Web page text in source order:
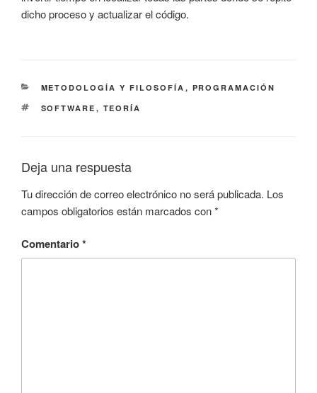
dicho proceso y actualizar el código.
CATEGORÍAS
METODOLOGÍA Y FILOSOFÍA , PROGRAMACIÓN
ETIQUETAS
SOFTWARE , TEORÍA
Deja una respuesta
Tu dirección de correo electrónico no será publicada. Los
campos obligatorios están marcados con*
Comentario*